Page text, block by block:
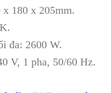
180 x 205mm.
đa: 2600 W.
V, 1 pha, 50/60 Hz.